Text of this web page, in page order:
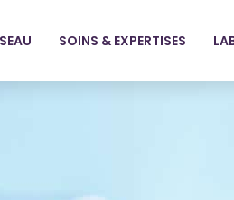
SOINS & EXPERTISES